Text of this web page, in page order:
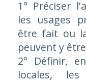
1° Préciser
les usages
être fait ou
peuvent y
2° Définir,
locales,